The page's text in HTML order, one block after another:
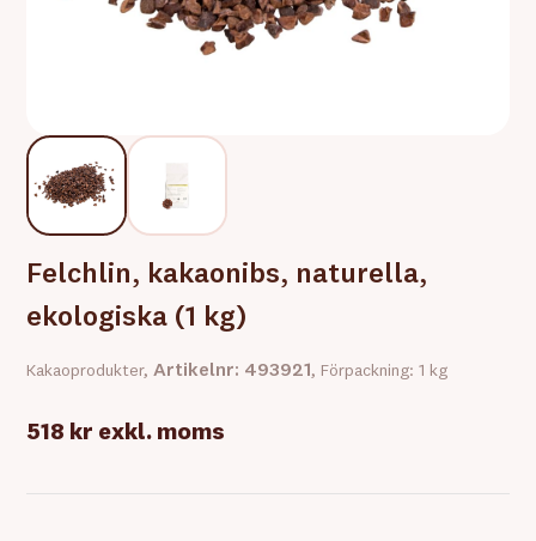
Felchlin, kakaonibs, naturella,
ekologiska (1 kg)
Kakaoprodukter,Artikelnr: 493921 , Förpackning: 1 kg
518 kr exkl. moms